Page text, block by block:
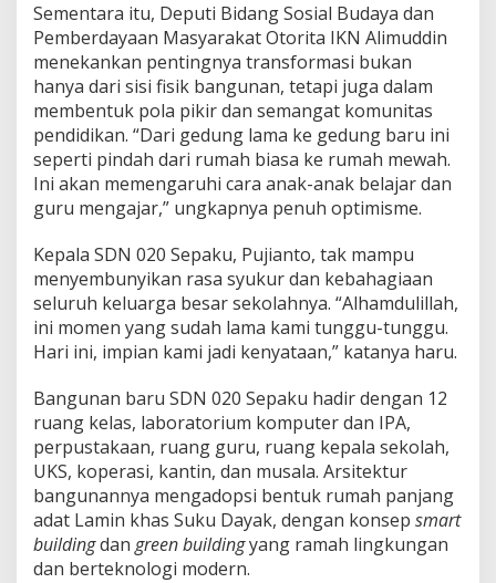
Sementara itu, Deputi Bidang Sosial Budaya dan
Pemberdayaan Masyarakat Otorita IKN Alimuddin
menekankan pentingnya transformasi bukan
hanya dari sisi fisik bangunan, tetapi juga dalam
membentuk pola pikir dan semangat komunitas
pendidikan. “Dari gedung lama ke gedung baru ini
seperti pindah dari rumah biasa ke rumah mewah.
Ini akan memengaruhi cara anak-anak belajar dan
guru mengajar,” ungkapnya penuh optimisme.
Kepala SDN 020 Sepaku, Pujianto, tak mampu
menyembunyikan rasa syukur dan kebahagiaan
seluruh keluarga besar sekolahnya. “Alhamdulillah,
ini momen yang sudah lama kami tunggu-tunggu.
Hari ini, impian kami jadi kenyataan,” katanya haru.
Bangunan baru SDN 020 Sepaku hadir dengan 12
ruang kelas, laboratorium komputer dan IPA,
perpustakaan, ruang guru, ruang kepala sekolah,
UKS, koperasi, kantin, dan musala. Arsitektur
bangunannya mengadopsi bentuk rumah panjang
adat Lamin khas Suku Dayak, dengan konsep smart
buildingdan green buildingyang ramah lingkungan
dan berteknologi modern.